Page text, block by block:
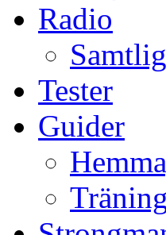
Radio
Tester
Guider